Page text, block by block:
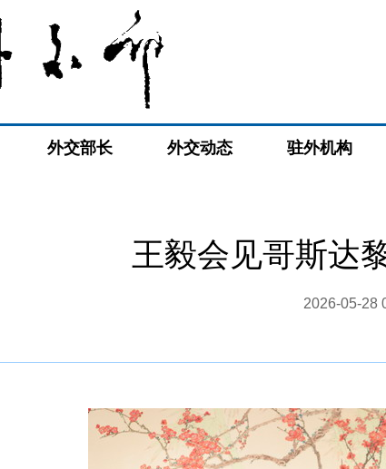
外交部长 外交动态 驻外机构
王毅会见哥斯达
2026-05-28